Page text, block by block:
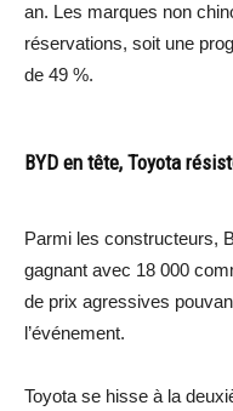
an. Les marques non
réservations, soit une
de 49 %.
BYD en tête, Toyota
Parmi les constructeurs,
gagnant avec 18 000
de prix agressives
l’événement.
Toyota se hisse à la